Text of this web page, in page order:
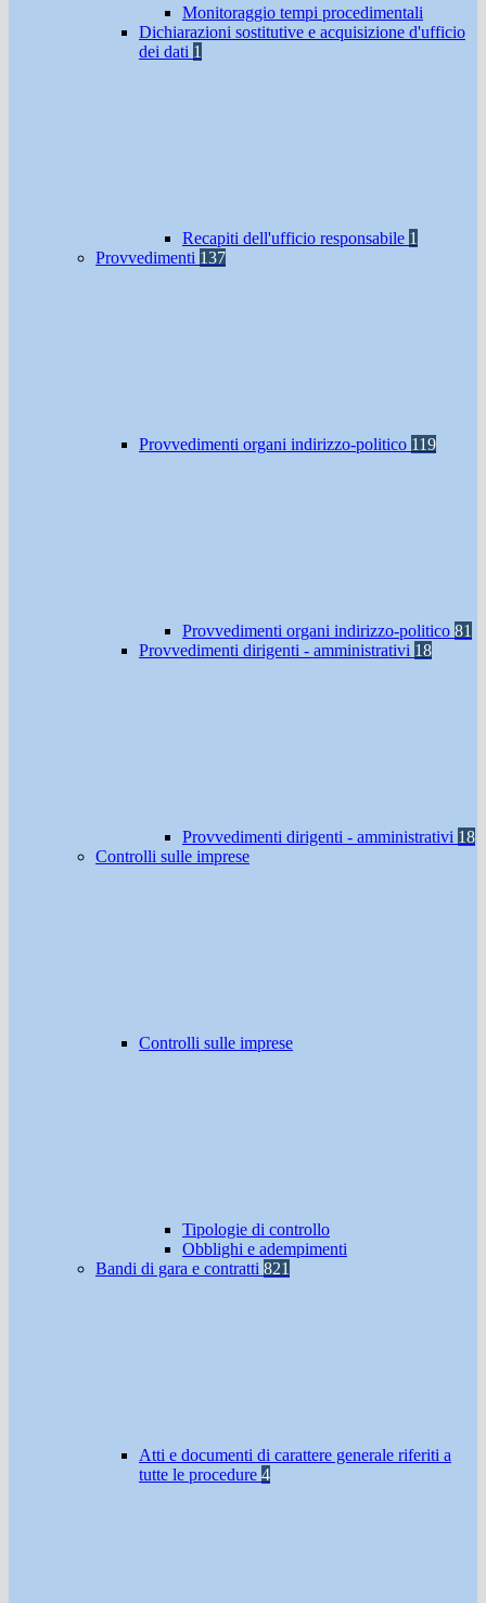
Monitoraggio tempi procedimentali
Dichiarazioni sostitutive e acquisizione d'ufficio
dei dati 1
Recapiti dell'ufficio responsabile 1
Provvedimenti 137
Provvedimenti organi indirizzo-politico 119
Provvedimenti organi indirizzo-politico 81
Provvedimenti dirigenti - amministrativi 18
Provvedimenti dirigenti - amministrativi 18
Controlli sulle imprese
Controlli sulle imprese
Tipologie di controllo
Obblighi e adempimenti
Bandi di gara e contratti 821
Atti e documenti di carattere generale riferiti a
tutte le procedure 4